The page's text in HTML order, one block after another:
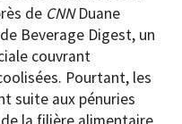
de CNNDuane
Beverage Digest, un
couvrant
Pourtant, les
suite aux pénuries